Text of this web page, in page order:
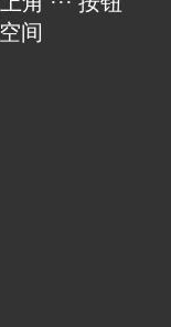
间